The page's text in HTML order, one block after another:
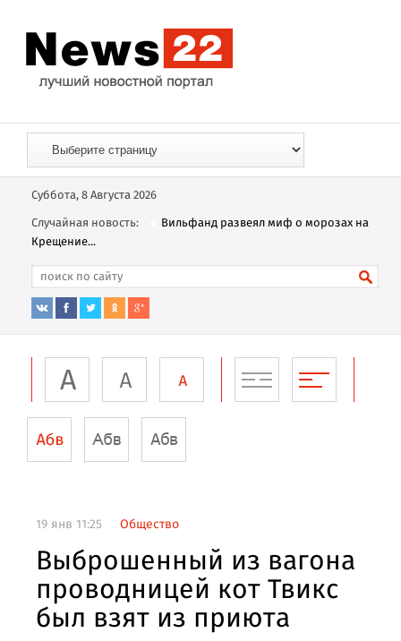
Суббота, 8 Августа 2026
Случайная новость:
Вильфанд развеял миф о морозах на
Крещение...
19 янв 11:25 Общество
Выброшенный из вагона
проводницей кот Твикс
был взят из приюта